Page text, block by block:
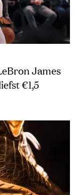
James
€1,5